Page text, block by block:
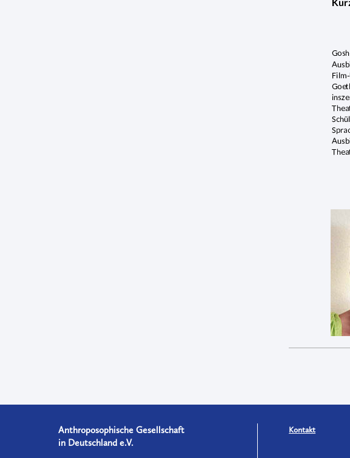
Anthroposophische Gesellschaft
in Deutschland e.V.
Kontakt